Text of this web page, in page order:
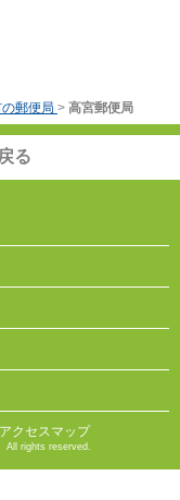
郵便局 > 高宮郵便局
る
アクセスマップ
All rights reserved.